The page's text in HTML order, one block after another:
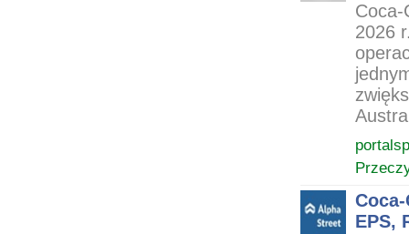
Coca-
2026
EPS,